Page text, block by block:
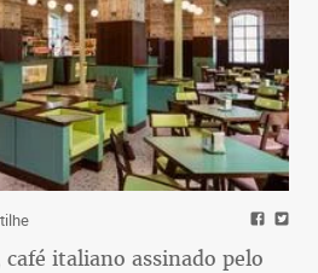
café italiano assinado pelo